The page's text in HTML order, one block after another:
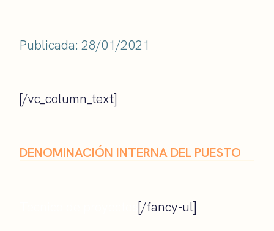
Publicada: 28/01/2021
[/vc_column_text]
DENOMINACIÓN INTERNA DEL PUESTO
[/fancy-ul]